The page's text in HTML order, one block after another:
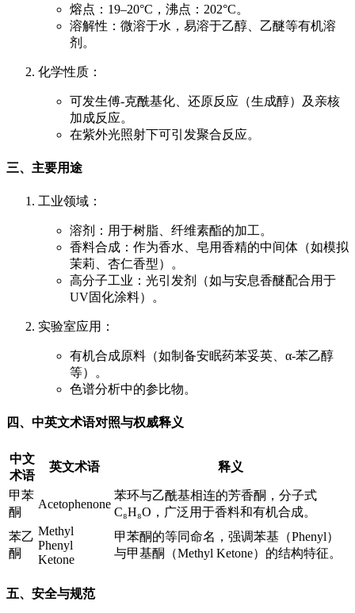
熔点：19–20°C，沸点：202°C。
溶解性：微溶于水，易溶于乙醇、乙醚等有机溶
剂。
化学性质：
可发生傅-克酰基化、还原反应（生成醇）及亲核
加成反应。
在紫外光照射下可引发聚合反应。
三、主要用途
工业领域：
溶剂：用于树脂、纤维素酯的加工。
香料合成：作为香水、皂用香精的中间体（如模拟
茉莉、杏仁香型）。
高分子工业：光引发剂（如与安息香醚配合用于
UV固化涂料）。
实验室应用：
有机合成原料（如制备安眠药苯妥英、α-苯乙醇
等）。
色谱分析中的参比物。
四、中英文术语对照与权威释义
中文
术语
英文术语 释义
甲苯
酮
Acetophenone
苯环与乙酰基相连的芳香酮，分子式
C₈H₈O，广泛用于香料和有机合成。
苯乙
酮
Methyl
Phenyl
Ketone
甲苯酮的等同命名，强调苯基（Phenyl）
与甲基酮（Methyl Ketone）的结构特征。
五、安全与规范